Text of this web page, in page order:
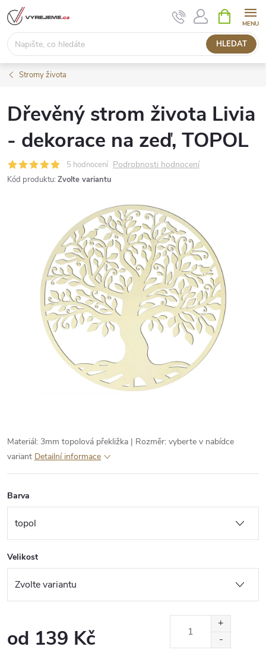
Přejít
na
obsah
HLEDAT
NÁKUPNÍ
KOŠÍK
Stromy života
Dřevěný strom života Livia
- dekorace na zeď, TOPOL
5 hodnocení Podrobnosti hodnocení
Kód produktu: Zvolte variantu
Materiál: 3mm topolová překližka | Rozměr: vyberte v nabídce
variant Detailní informace
Barva
Velikost
od 139 Kč